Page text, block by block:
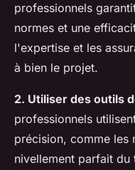
professionnels
normes et une
l'expertise et les
à bien le projet.
2. Utiliser des outils
professionnels
précision, comme les
nivellement parfait du